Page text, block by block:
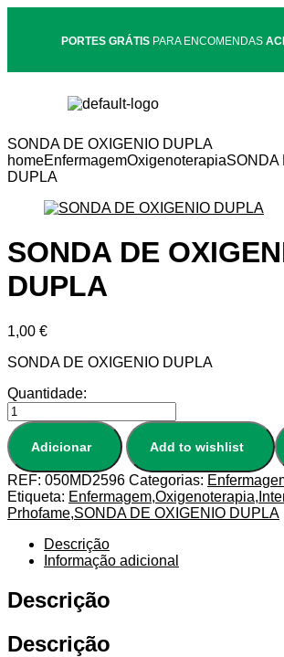
PORTES GRÁTISPARA ENCOMENDAS
SONDA DE OXIGENIO DUPLA
homeEnfermagemOxigenoterapiaSONDA
DUPLA
SONDA DE
DUPLA
1,00 €
SONDA DE OXIGENIO DUPLA
Quantidade:
Adicionar Add to wishlist
REF: 050MD2596 Categorias:
Etiqueta:
Prhofame,SONDA DE OXIGENIO DUPLA
Descrição
Informação adicional
Descrição
Descrição